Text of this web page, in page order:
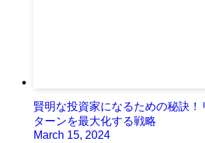
賢明な投資家になるための秘訣！
ターンを最大化する戦略
March 15, 2024